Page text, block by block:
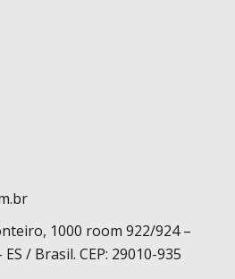
1000 room 922/924 –
/ Brasil. CEP: 29010-935